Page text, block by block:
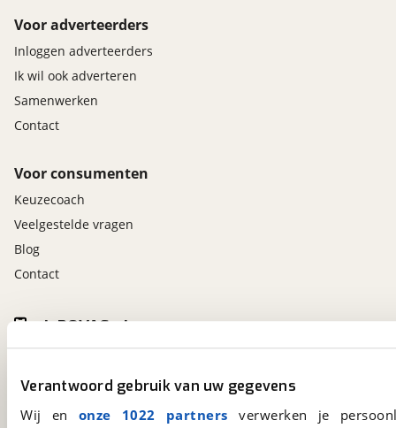
Verantwoord gebruik van uw gegevens
Wij en onze 1022 partners verwerken je
Voor adverteerders
Inloggen adverteerders
Ik wil ook adverteren
Samenwerken
Contact
Voor consumenten
Keuzecoach
Veelgestelde vragen
Blog
Contact
viaBOVAG.nl app